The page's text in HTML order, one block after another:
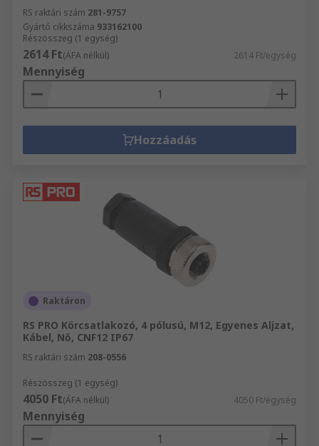
RS raktári szám 281-9757
Gyártó cikkszáma 933162100
Részösszeg (1 egység)
2614 Ft(ÁFA nélkül) 2614 Ft/egység
Mennyiség
Hozzáadás
Raktáron
RS PRO Körcsatlakozó, 4 pólusú, M12, Egyenes Aljzat,
Kábel, Nő, CNF12 IP67
RS raktári szám 208-0556
Részösszeg (1 egység)
4050 Ft(ÁFA nélkül) 4050 Ft/egység
Mennyiség